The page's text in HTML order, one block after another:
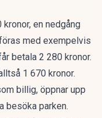
en nedgång
med exempelvis
betala 2 280 kronor.
1 670 kronor.
billig, öppnar upp
besöka parken.